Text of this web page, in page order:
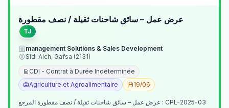
عرض عمل – سائق شاحنات ثقيلة / نصف مقطورة
TJ
management Solutions & Sales Development
Sidi Aich, Gafsa (2131)
CDI - Contrat à Durée Indéterminée
Agriculture et Agroalimentaire
19/06
عرض عمل – سائق شاحنات ثقيلة / نصف مقطورة المرجع : CPL-2025-03